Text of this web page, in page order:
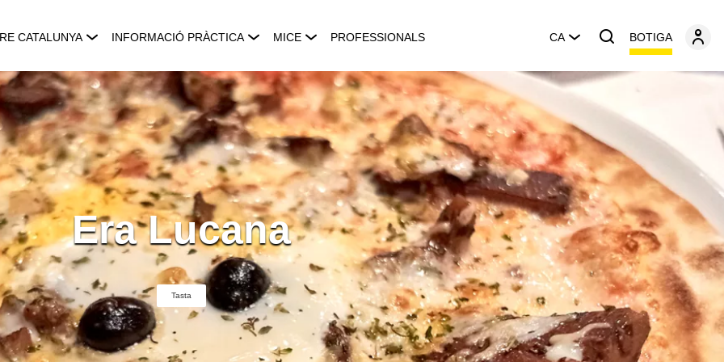
CATALUNYA INFORMACIÓ PRÀCTICA MICE PROFESSIONALS CA BOTIGA
Era Lucana
Tasta